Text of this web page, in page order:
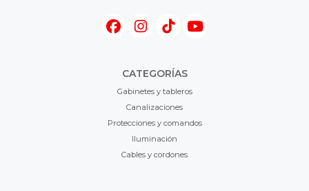
CATEGORÍAS
Gabinetes y tableros
Canalizaciones
Protecciones y comandos
Iluminación
Cables y cordones